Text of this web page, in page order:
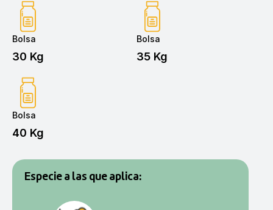
Bolsa
30 Kg
Bolsa
35 Kg
Bolsa
40 Kg
Especie a las que aplica: